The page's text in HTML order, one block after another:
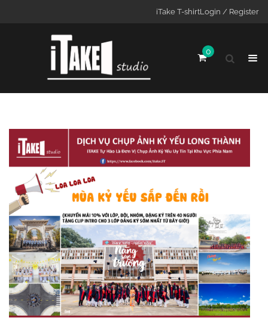
iTake T-shirtLogin / Register
0